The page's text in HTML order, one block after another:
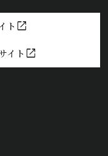
ト open_in_new
イト open_in_new